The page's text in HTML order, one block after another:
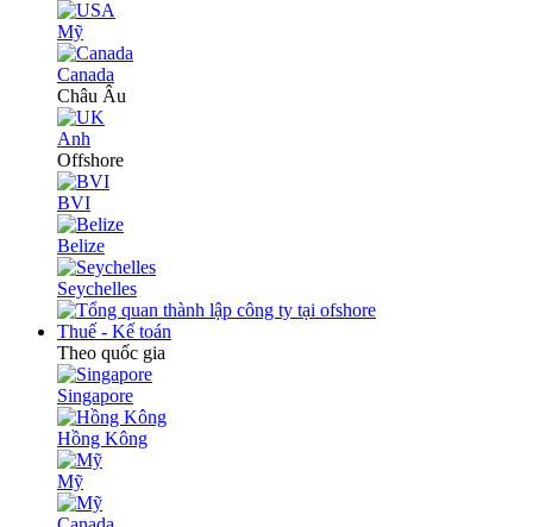
Mỹ
Canada
Châu Âu
Anh
Offshore
BVI
Belize
Seychelles
Thuế - Kế toán
Theo quốc gia
Singapore
Hồng Kông
Mỹ